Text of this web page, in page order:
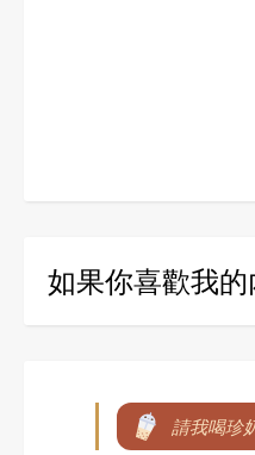
如果你喜歡我的
請我喝珍